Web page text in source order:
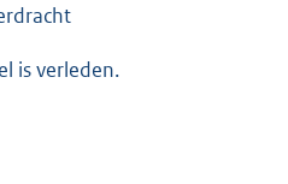
is verleden.